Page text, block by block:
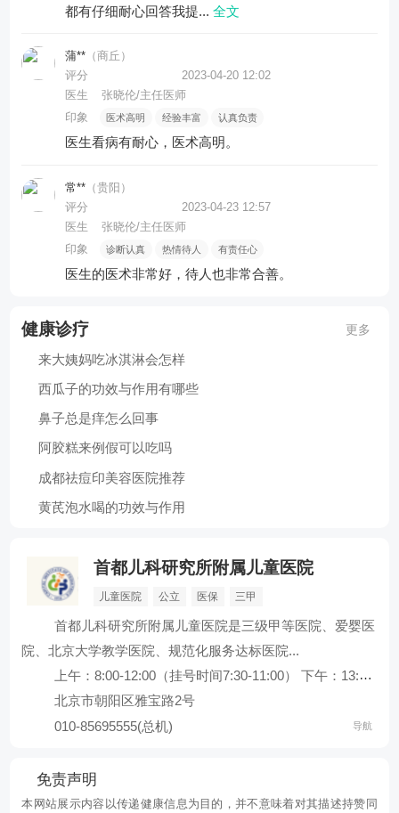
都有仔细耐心回答我提... 全文
蒲**（商丘）
评分
2023-04-20 12:02
医生
张晓伦/主任医师
印象
医术高明 经验丰富 认真负责
医生看病有耐心，医术高明。
常**（贵阳）
评分
2023-04-23 12:57
医生
张晓伦/主任医师
印象
诊断认真 热情待人 有责任心
医生的医术非常好，待人也非常合善。
健康诊疗 更多
来大姨妈吃冰淇淋会怎样
西瓜子的功效与作用有哪些
鼻子总是痒怎么回事
阿胶糕来例假可以吃吗
成都祛痘印美容医院推荐
黄芪泡水喝的功效与作用
首都儿科研究所附属儿童医院
儿童医院 公立 医保 三甲
首都儿科研究所附属儿童医院是三级甲等医院、爱婴医
院、北京大学教学医院、规范化服务达标医院...
上午：8:00-12:00（挂号时间7:30-11:00） 下午：13:30-17:00（挂号时间13:00-16:00）
北京市朝阳区雅宝路2号
010-85695555(总机)
导航
免责声明
本网站展示内容以传递健康信息为目的，并不意味着对其描述持赞同